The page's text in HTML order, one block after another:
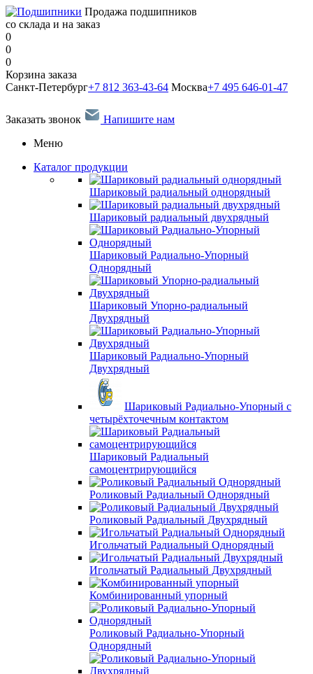
Продажа подшипников
со склада и на заказ
0
0
0
Корзина заказа
Санкт-Петербург+7 812 363-43-64 Москва+7 495 646-01-47
Заказать звонок
Напишите нам
Меню
Каталог продукции
Шариковый радиальный однорядный
Шариковый радиальный двухрядный
Шариковый Радиально-Упорный
Однорядный
Шариковый Упорно-радиальный
Двухрядный
Шариковый Радиально-Упорный
Двухрядный
Шариковый Радиально-Упорный с
четырёхточечным контактом
Шариковый Радиальный
самоцентрирующийся
Роликовый Радиальный Однорядный
Роликовый Радиальный Двухрядный
Игольчатый Радиальный Однорядный
Игольчатый Радиальный Двухрядный
Комбинированный упорный
Роликовый Радиально-Упорный
Однорядный